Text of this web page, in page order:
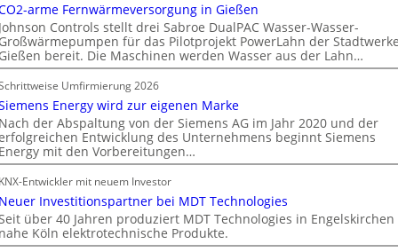
arme Fernwärmeversorgung in Gießen
Controls stellt drei Sabroe DualPAC Wasser-Wasser-
für das Pilotprojekt PowerLahn der
bereit. Die Maschinen werden Wasser aus der Lahn…
Umfirmierung 2026
Energy wird zur eigenen Marke
der Abspaltung von der Siemens AG im Jahr 2020 und der
Entwicklung des Unternehmens beginnt Siemens
mit den Vorbereitungen…
Entwickler mit neuem Investor
Investitionspartner bei MDT Technologies
über 40 Jahren produziert MDT Technologies in Engelskirchen
Köln elektrotechnische Produkte.